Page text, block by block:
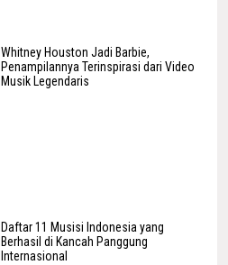
Whitney Houston Jadi Barbie,
Penampilannya Terinspirasi dari Video
Musik Legendaris
Daftar 11 Musisi Indonesia yang
Berhasil di Kancah Panggung
Internasional